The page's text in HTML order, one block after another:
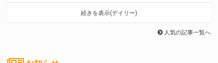
続きを表示(デイリー)
人気の記事一覧へ